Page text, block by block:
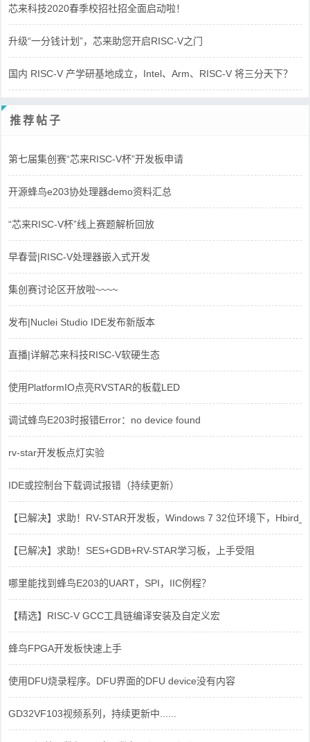
芯来科技2020春季校招社招全面启动啦！
升级“一分钱计划”，芯来助您开启RISC-V之门
国内 RISC-V 产学研基地成立，Intel、Arm、RISC-V 将三分天下？
推荐帖子
第七届集创赛“芯来RISC-V杯”开发板申请
开源蜂鸟e203协处理器demo资料汇总
“芯来RISC-V杯”线上赛题解析回放
早春营|RISC-V处理器嵌入式开发
集创赛讨论区开放啦~~~~
发布|Nuclei Studio IDE发布新版本
直播|详解芯来科技RISC-V软硬生态
使用PlatformIO点亮RVSTAR的板载LED
调试蜂鸟E203时报错Error：no device found
rv-star开发板点灯实验
IDE或控制台下载调试报错（持续更新）
【已解决】求助！RV-STAR开发板，Windows 7 32位环境下，
【已解决】求助！SES+GDB+RV-STAR学习板，上手受阻
哪里能找到蜂鸟E203的UART，SPI，IIC例程？
【精选】RISC-V GCC工具链编译安装及自定义宏
蜂鸟FPGA开发板快速上手
使用DFU烧录程序。DFU界面的DFU device没有内容
GD32VF103视频系列，持续更新中......